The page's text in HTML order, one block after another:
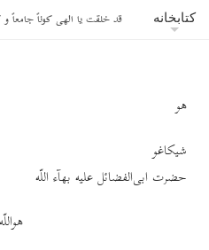
کتابخانه قد خلقت یا الهی کوناً جامعاً و
هو
شیکاغو
حضرت ابی‌الفضائل علیه بهآء اللّه
هواللّه